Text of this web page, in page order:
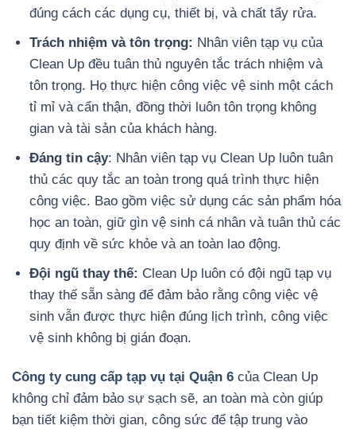
đúng cách các dụng cụ, thiết bị, và chất tẩy rửa.
Trách nhiệm và tôn trọng: Nhân viên tạp vụ của
Clean Up đều tuân thủ nguyên tắc trách nhiệm và
tôn trọng. Họ thực hiện công việc vệ sinh một cách
tỉ mỉ và cẩn thận, đồng thời luôn tôn trọng không
gian và tài sản của khách hàng.
Đáng tin cậy: Nhân viên tạp vụ Clean Up luôn tuân
thủ các quy tắc an toàn trong quá trình thực hiện
công việc. Bao gồm việc sử dụng các sản phẩm hóa
học an toàn, giữ gìn vệ sinh cá nhân và tuân thủ các
quy định về sức khỏe và an toàn lao động.
Đội ngũ thay thế: Clean Up luôn có đội ngũ tạp vụ
thay thế sẵn sàng để đảm bảo rằng công việc vệ
sinh vẫn được thực hiện đúng lịch trình, công việc
vệ sinh không bị gián đoạn.
Công ty cung cấp tạp vụ tại Quận 6 của Clean Up
không chỉ đảm bảo sự sạch sẽ, an toàn mà còn giúp
bạn tiết kiệm thời gian, công sức để tập trung vào